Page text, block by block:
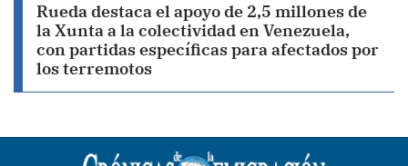
Rueda destaca el apoyo de 2,5 millones de
la Xunta a la colectividad en Venezuela,
con partidas específicas para afectados por
los terremotos